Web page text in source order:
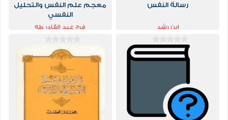
رسالة النفس
ابن رشد
معجم علم النفس والتحليل
النفسي
فرج عبد القادر طه